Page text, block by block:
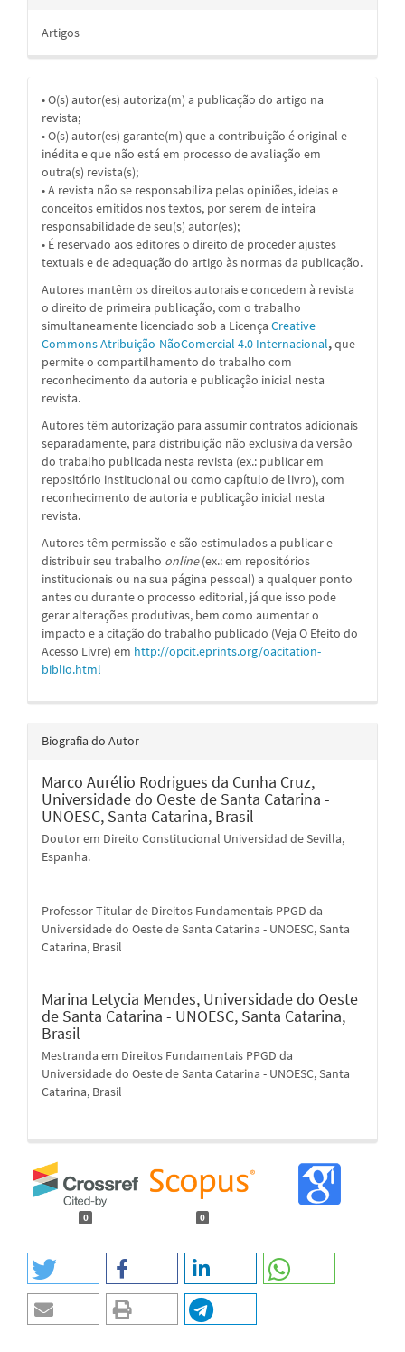
Artigos
• O(s) autor(es) autoriza(m) a publicação do artigo na
revista;
• O(s) autor(es) garante(m) que a contribuição é original e
inédita e que não está em processo de avaliação em
outra(s) revista(s);
• A revista não se responsabiliza pelas opiniões, ideias e
conceitos emitidos nos textos, por serem de inteira
responsabilidade de seu(s) autor(es);
• É reservado aos editores o direito de proceder ajustes
textuais e de adequação do artigo às normas da publicação.
Autores mantêm os direitos autorais e concedem à revista
o direito de primeira publicação, com o trabalho
simultaneamente licenciado sob a Licença Creative
Commons Atribuição-NãoComercial 4.0 Internacional,que
permite o compartilhamento do trabalho com
reconhecimento da autoria e publicação inicial nesta
revista.
Autores têm autorização para assumir contratos adicionais
separadamente, para distribuição não exclusiva da versão
do trabalho publicada nesta revista (ex.: publicar em
repositório institucional ou como capítulo de livro), com
reconhecimento de autoria e publicação inicial nesta
revista.
Autores têm permissão e são estimulados a publicar e
distribuir seu trabalho online(ex.: em repositórios
institucionais ou na sua página pessoal) a qualquer ponto
antes ou durante o processo editorial, já que isso pode
gerar alterações produtivas, bem como aumentar o
impacto e a citação do trabalho publicado (Veja O Efeito do
Acesso Livre) em http://opcit.eprints.org/oacitation-
biblio.html
Biografia do Autor
Marco Aurélio Rodrigues da Cunha Cruz,
Universidade do Oeste de Santa Catarina -
UNOESC, Santa Catarina, Brasil
Doutor em Direito Constitucional Universidad de Sevilla,
Espanha.
Professor Titular de Direitos Fundamentais PPGD da
Universidade do Oeste de Santa Catarina - UNOESC, Santa
Catarina, Brasil
Marina Letycia Mendes, Universidade do Oeste
de Santa Catarina - UNOESC, Santa Catarina,
Brasil
Mestranda em Direitos Fundamentais PPGD da
Universidade do Oeste de Santa Catarina - UNOESC, Santa
Catarina, Brasil
0 0